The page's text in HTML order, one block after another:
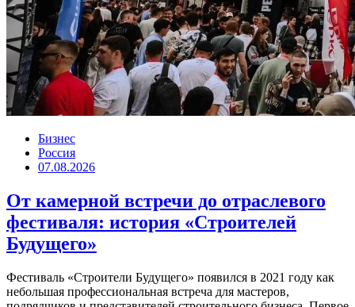
Бизнес
Россия
07.08.2026
От камерной встречи до отраслевого
фестиваля: история «Строителей
Будущего»
Фестиваль «Строители Будущего» появился в 2021 году как
небольшая профессиональная встреча для мастеров,